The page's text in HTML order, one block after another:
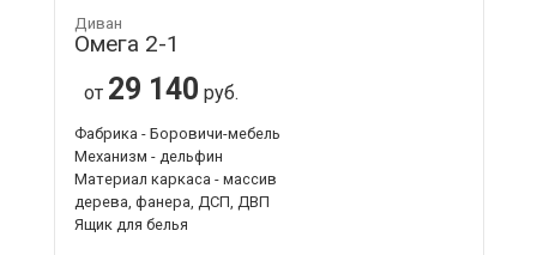
Диван
Омега 2-1
от 29 140 руб.
Фабрика - Боровичи-мебель
Механизм - дельфин
Материал каркаса - массив
дерева, фанера, ДСП, ДВП
Ящик для белья